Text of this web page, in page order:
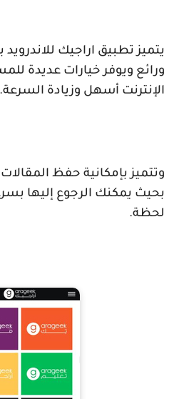
يتميز تطبيق اراجيك
ورائع ويوفر خيارات عديدة
الإنترنت أسهل وزيادة السرعة.
وتتميز بإمكانية حفظ
بحيث يمكنك الرجوع إليها
لحظة.